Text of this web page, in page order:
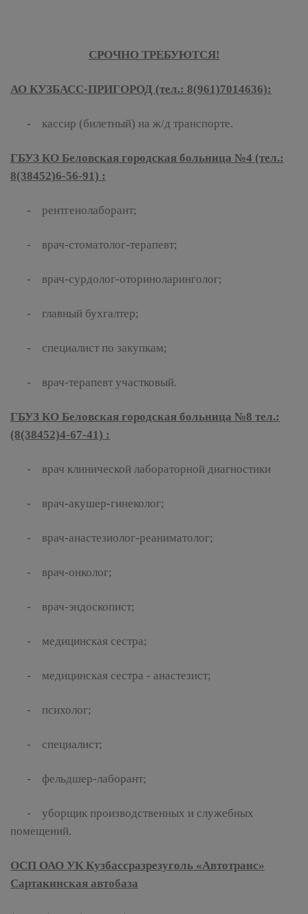
СРОЧНО ТРЕБУЮТСЯ!
АО КУЗБАСС-ПРИГОРОД (тел.: 8(961)7014636):
- кассир (билетный) на ж/д транспорте.
ГБУЗ КО Беловская городская больница №4 (тел.:
8(38452)6-56-91) :
- рентгенолаборант;
- врач-стоматолог-терапевт;
- врач-сурдолог-оториноларинголог;
- главный бухгалтер;
- специалист по закупкам;
- врач-терапевт участковый.
ГБУЗ КО Беловская городская больница №8 тел.:
(8(38452)4-67-41) :
- врач клинической лабораторной диагностики
- врач-акушер-гинеколог;
- врач-анастезиолог-реаниматолог;
- врач-онколог;
- врач-эндоскопист;
- медицинская сестра;
- медицинская сестра - анастезист;
- психолог;
- специалист;
- фельдшер-лаборант;
- уборщик производственных и служебных
помещений.
ОСП ОАО УК Кузбассразрезуголь «Автотранс»
Сартакинская автобаза